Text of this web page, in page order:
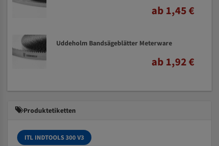
ab 1,45 €
Uddeholm Bandsägeblätter Meterware
ab 1,92 €
Produktetiketten
ITL INDTOOLS 300 V3